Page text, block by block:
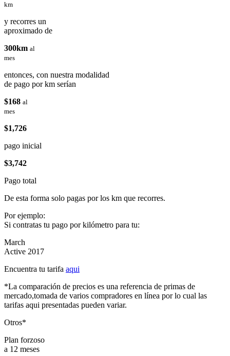
km
y recorres un
aproximado de
300km al
mes
entonces, con nuestra modalidad
de pago por km serían
$168 al
mes
$1,726
pago inicial
$3,742
Pago total
De esta forma solo pagas por los km que recorres.
Por ejemplo:
Si contratas tu pago por kilómetro para tu:
March
Active 2017
Encuentra tu tarifa aqui
*La comparación de precios es una referencia de primas de
mercado,tomada de varios compradores en línea por lo cual las
tarifas aqui presentadas pueden variar.
Otros*
Plan forzoso
a 12 meses